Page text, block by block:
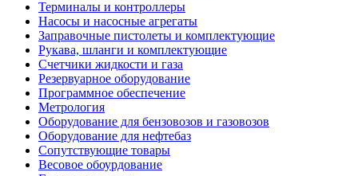
Терминалы и контроллеры
Насосы и насосные агрегаты
Заправочные пистолеты и комплектующие
Рукава, шланги и комплектующие
Счетчики жидкости и газа
Резервуарное оборудование
Программное обеспечение
Метрология
Оборудование для бензовозов и газовозов
Оборудование для нефтебаз
Сопутствующие товары
Весовое обоурдование